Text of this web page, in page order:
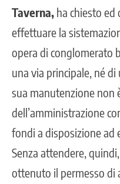
Taverna, ha chiesto
effettuare la
opera di conglomerato
una via principale, né
sua manutenzione non
dell’amministrazione
fondi a disposizione ad
Senza attendere,
ottenuto il permesso di